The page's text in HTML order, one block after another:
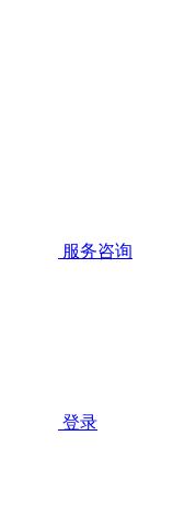
服务咨询
登录